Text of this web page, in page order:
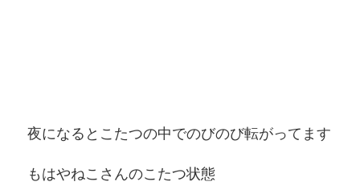
夜になるとこたつの中でのびのび転がってます
もはやねこさんのこたつ状態